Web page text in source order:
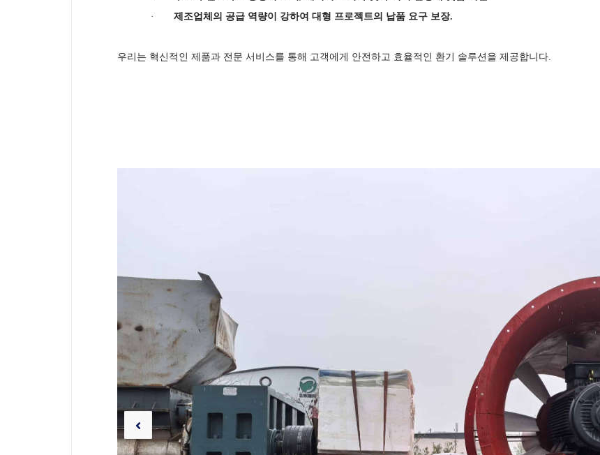
·
제조업체의 공급 역량이 강하여 대형 프로젝트의 납품 요구 보장.
우리는 혁신적인 제품과 전문 서비스를 통해 고객에게 안전하고 효율적인 환기 솔루션을 제공합니다.